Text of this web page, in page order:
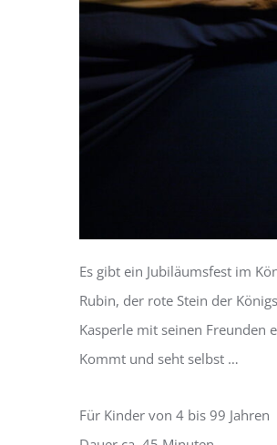
Es gibt ein Jubiläumsfest im
Rubin, der rote Stein der
Kasperle mit seinen Freunden
Kommt und seht selbst …
Für Kinder von 4 bis 99 Jahren